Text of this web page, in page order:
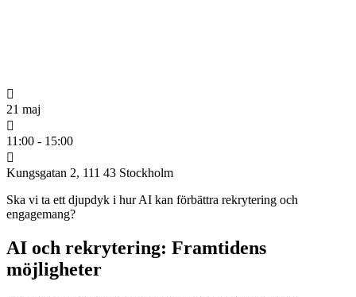
21 maj
11:00 - 15:00
Kungsgatan 2, 111 43 Stockholm
Ska vi ta ett djupdyk i hur AI kan förbättra rekrytering och
engagemang?
AI och rekrytering: Framtidens
möjligheter